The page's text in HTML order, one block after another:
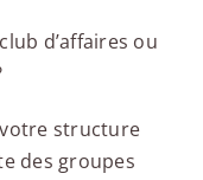
d’affaires ou
structure
des groupes